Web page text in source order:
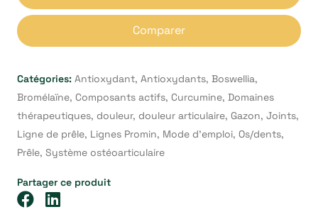
Comparer
Catégories: Antioxydant, Antioxydants, Boswellia,
Bromélaïne, Composants actifs, Curcumine, Domaines
thérapeutiques, douleur, douleur articulaire, Gazon, Joints,
Ligne de prêle, Lignes Promin, Mode d’emploi, Os/dents,
Prêle, Système ostéoarticulaire
Partager ce produit